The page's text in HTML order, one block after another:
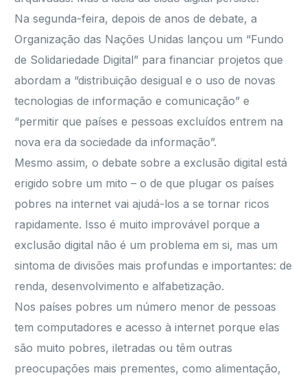
Na segunda-feira, depois de anos de debate, a
Organização das Nações Unidas lançou um “Fundo
de Solidariedade Digital” para financiar projetos que
abordam a “distribuição desigual e o uso de novas
tecnologias de informação e comunicação” e
“permitir que países e pessoas excluídos entrem na
nova era da sociedade da informação”.
Mesmo assim, o debate sobre a exclusão digital está
erigido sobre um mito – o de que plugar os países
pobres na internet vai ajudá-los a se tornar ricos
rapidamente. Isso é muito improvável porque a
exclusão digital não é um problema em si, mas um
sintoma de divisões mais profundas e importantes: de
renda, desenvolvimento e alfabetização.
Nos países pobres um número menor de pessoas
tem computadores e acesso à internet porque elas
são muito pobres, iletradas ou têm outras
preocupações mais prementes, como alimentação,